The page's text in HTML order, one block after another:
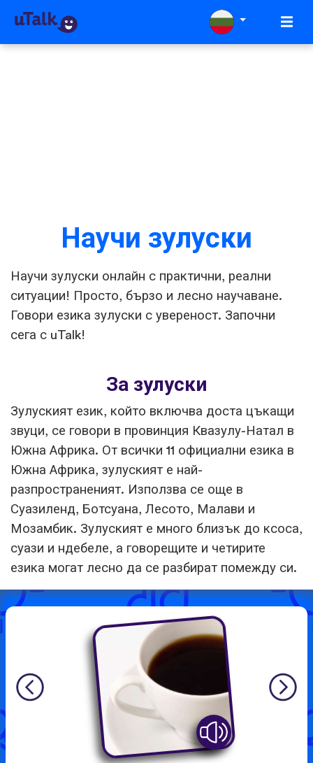
Научи зулуски
Научи зулуски онлайн с практични, реални
ситуации! Просто, бързо и лесно научаване.
Говори езика зулуски с увереност. Започни
сега с uTalk!
За зулуски
Зулуският език, който включва доста цъкащи
звуци, се говори в провинция Квазулу-Натал в
Южна Африка. От всички 11 официални езика в
Южна Африка, зулуският е най-
разпространеният. Използва се още в
Суазиленд, Ботсуана, Лесото, Малави и
Мозамбик. Зулуският е много близък до ксоса,
суази и ндебеле, а говорещите и четирите
езика могат лесно да се разбират помежду си.